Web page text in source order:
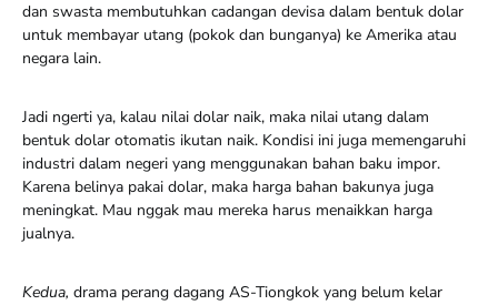
dan swasta membutuhkan cadangan devisa dalam bentuk dolar
untuk membayar utang (pokok dan bunganya) ke Amerika atau
negara lain.
Jadi ngerti ya, kalau nilai dolar naik, maka nilai utang dalam
bentuk dolar otomatis ikutan naik. Kondisi ini juga memengaruhi
industri dalam negeri yang menggunakan bahan baku impor.
Karena belinya pakai dolar, maka harga bahan bakunya juga
meningkat. Mau nggak mau mereka harus menaikkan harga
jualnya.
Kedua, drama perang dagang AS-Tiongkok yang belum kelar